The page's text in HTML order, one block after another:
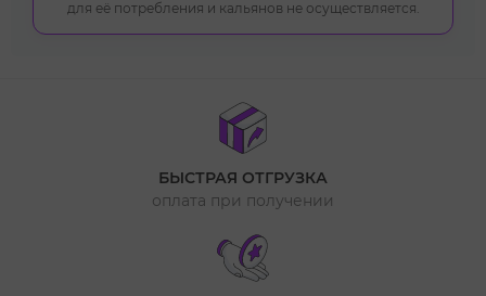
для её потребления и кальянов не осуществляется.
БЫСТРАЯ ОТГРУЗКА
оплата при получении